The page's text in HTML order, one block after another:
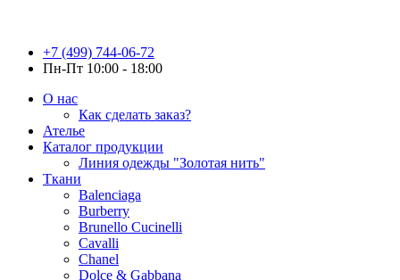
+7 (499) 744-06-72
Пн-Пт 10:00 - 18:00
О нас
Как сделать заказ?
Ателье
Каталог продукции
Линия одежды "Золотая нить"
Ткани
Balenciaga
Burberry
Brunello Cucinelli
Cavalli
Chanel
Dolce & Gabbana